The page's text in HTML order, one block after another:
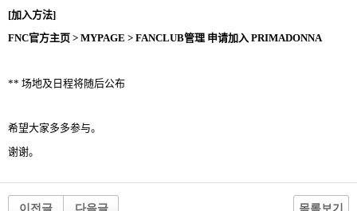
[加入方法]
FNC官方主页 > MYPAGE > FANCLUB管理 申请加入 PRIMADONNA
** 场地及日程将随后公布
希望大家多多参与。
谢谢。
이전글 다음글 목록보기